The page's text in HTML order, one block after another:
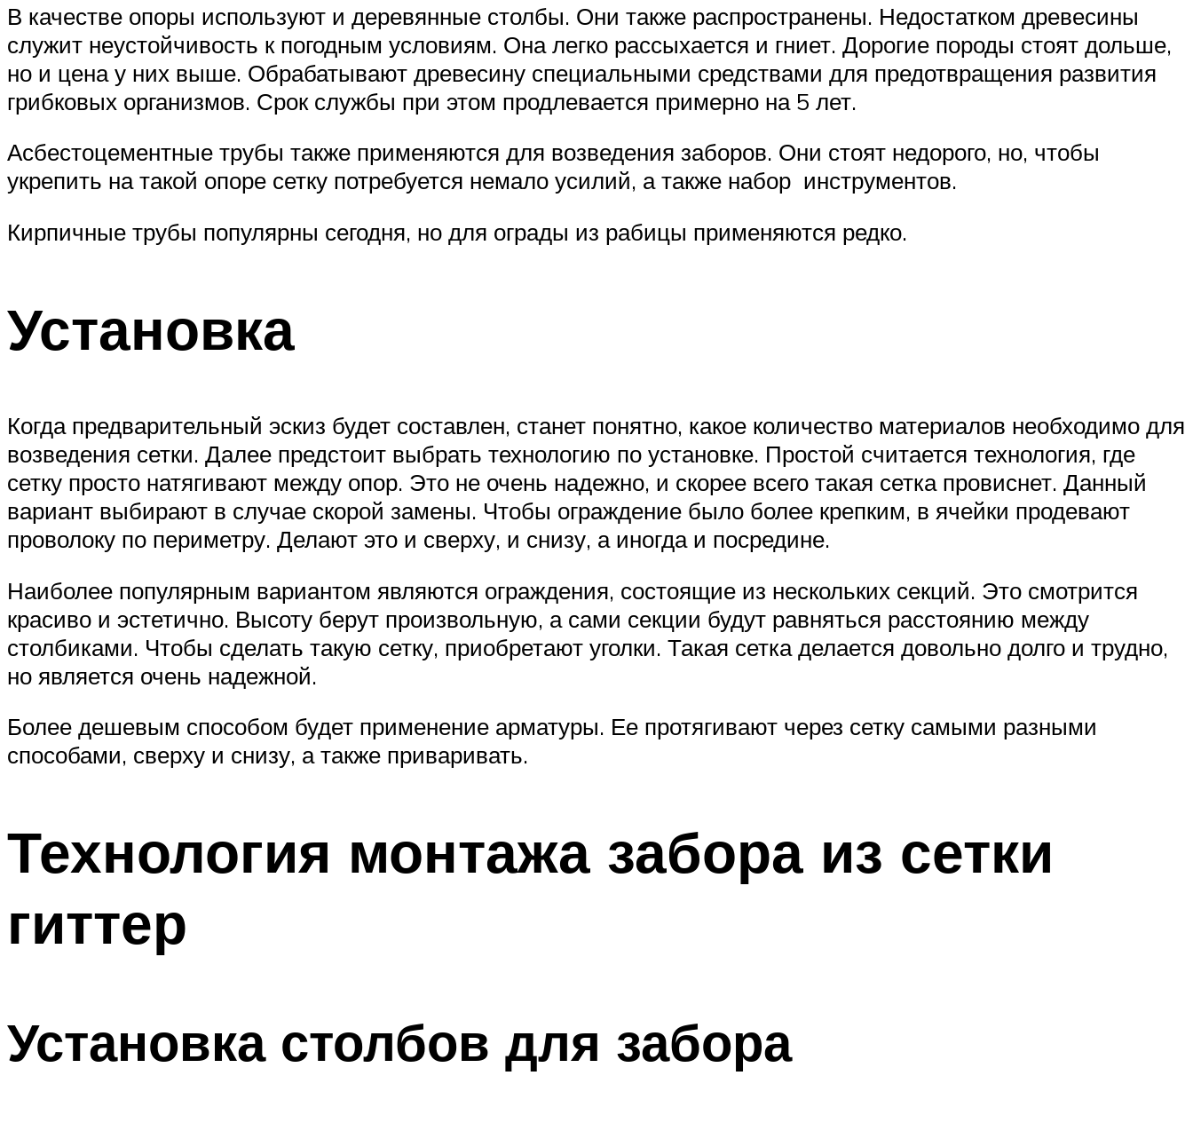
В качестве опоры используют и деревянные столбы. Они также распространены. Недостатком древесины
служит неустойчивость к погодным условиям. Она легко рассыхается и гниет. Дорогие породы стоят дольше,
но и цена у них выше. Обрабатывают древесину специальными средствами для предотвращения развития
грибковых организмов. Срок службы при этом продлевается примерно на 5 лет.
Асбестоцементные трубы также применяются для возведения заборов. Они стоят недорого, но, чтобы
укрепить на такой опоре сетку потребуется немало усилий, а также набор инструментов.
Кирпичные трубы популярны сегодня, но для ограды из рабицы применяются редко.
Установка
Когда предварительный эскиз будет составлен, станет понятно, какое количество материалов необходимо для
возведения сетки. Далее предстоит выбрать технологию по установке. Простой считается технология, где
сетку просто натягивают между опор. Это не очень надежно, и скорее всего такая сетка провиснет. Данный
вариант выбирают в случае скорой замены. Чтобы ограждение было более крепким, в ячейки продевают
проволоку по периметру. Делают это и сверху, и снизу, а иногда и посредине.
Наиболее популярным вариантом являются ограждения, состоящие из нескольких секций. Это смотрится
красиво и эстетично. Высоту берут произвольную, а сами секции будут равняться расстоянию между
столбиками. Чтобы сделать такую сетку, приобретают уголки. Такая сетка делается довольно долго и трудно,
но является очень надежной.
Более дешевым способом будет применение арматуры. Ее протягивают через сетку самыми разными
способами, сверху и снизу, а также приваривать.
Технология монтажа забора из сетки
гиттер
Установка столбов для забора